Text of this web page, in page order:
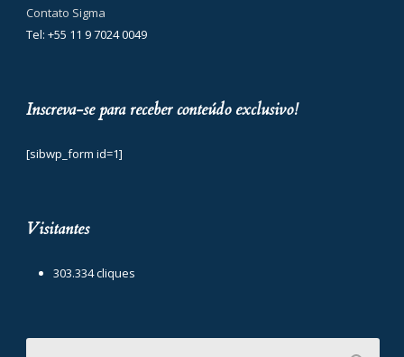
Contato Sigma
Tel: +55 11 9 7024 0049
Inscreva-se para receber conteúdo exclusivo!
[sibwp_form id=1]
Visitantes
303.334 cliques